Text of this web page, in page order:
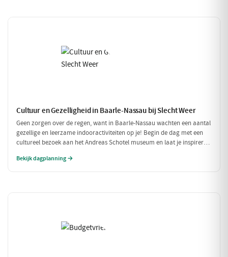
Cultuur en Gezelligheid in Baarle-Nassau bij Slecht Weer
Geen zorgen over de regen, want in Baarle-Nassau wachten een aantal
gezellige en leerzame indooractiviteiten op je! Begin de dag met een
cultureel bezoek aan het Andreas Schotel museum en laat je inspireren
knusse Grand Café De Beerze voordat je weer verder gaat met een
Bekijk dagplanning →